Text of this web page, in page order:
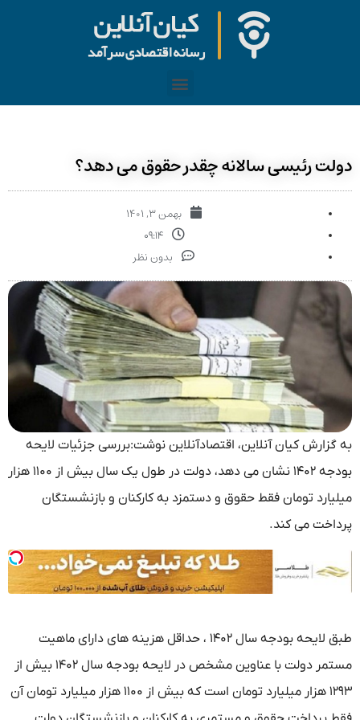
دولت رئیسی سالانه چقدر حقوق می دهد؟
بهمن ۳, ۱۴۰۱
۰۹:۱۴
بدون نظر
به گزارش کیان آنلاین، اقتصادآنلاین نوشت:بررسی جزئیات لایحه
بودجه ۱۴۰۲ نشان می دهد، دولت در طول یک سال بیش از ۱۱۰۰ هزار
میلیارد تومان فقط حقوق و دستمزد به کارکنان و بازنشستگان
پرداخت می کند.
طبق لایحه بودجه سال ۱۴۰۲ ، حداقل هزینه های دارای ماهیت
مستمر دولت با عناوین مشخص در لایحه بودجه سال ۱۴۰۲ بیش از
۱۲۹۳ هزار میلیارد تومان است که بیش از ۱۱۰۰ هزار میلیارد تومان آن